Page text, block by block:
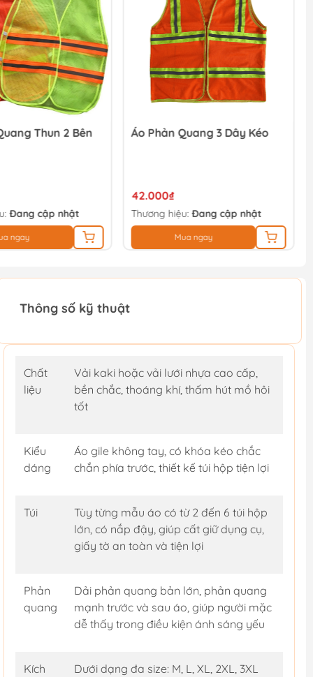
Thun 2 Bên
Đang cập nhật
ngay
Áo Phản Quang 3 Dây Kéo
42.000₫
Thương hiệu:Đang cập nhật
Mua ngay
Thông số kỹ thuật
Chất
liệu
Vải kaki hoặc vải lưới nhựa cao cấp,
bền chắc, thoáng khí, thấm hút mồ hôi
tốt
Kiểu
dáng
Áo gile không tay, có khóa kéo chắc
chắn phía trước, thiết kế túi hộp tiện lợi
Túi
Tùy từng mẫu áo có từ 2 đến 6 túi hộp
lớn, có nắp đậy, giúp cất giữ dụng cụ,
giấy tờ an toàn và tiện lợi
Phản
quang
Dải phản quang bản lớn, phản quang
mạnh trước và sau áo, giúp người mặc
dễ thấy trong điều kiện ánh sáng yếu
Kích
Dưới dạng đa size: M, L, XL, 2XL, 3XL